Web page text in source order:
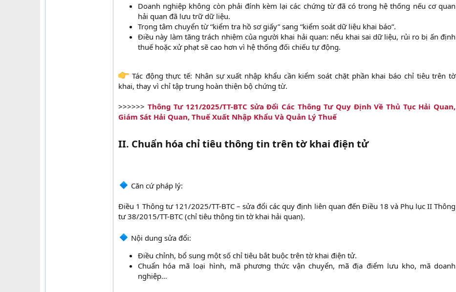
Doanh nghiệp không còn phải đính kèm lại các chứng từ đã có trong hệ thống nếu cơ quan
hải quan đã lưu trữ dữ liệu.​
Trọng tâm chuyển từ “kiểm tra hồ sơ giấy” sang “kiểm soát dữ liệu khai báo”.​
Điều này làm tăng trách nhiệm của người khai hải quan: nếu khai sai dữ liệu, rủi ro bị ấn định
thuế hoặc xử phạt sẽ cao hơn vì hệ thống đối chiếu tự động.​
Tác động thực tế: Nhân sự xuất nhập khẩu cần kiểm soát chặt phần khai báo chỉ tiêu trên tờ
khai, thay vì chỉ tập trung hoàn thiện bộ chứng từ.
>>>>>> Thông Tư 121/2025/TT-BTC Sửa Đổi Các Thông Tư Quy Định Về Thủ Tục Hải Quan,
Giám Sát Hải Quan, Thuế Xuất Nhập Khẩu Và Quản Lý Thuế
II. Chuẩn hóa chỉ tiêu thông tin trên tờ khai điện tử
Căn cứ pháp lý:
Điều 1 Thông tư 121/2025/TT-BTC – sửa đổi các quy định liên quan đến Điều 18 và Phụ lục II Thông
tư 38/2015/TT-BTC (chỉ tiêu thông tin tờ khai hải quan).
Nội dung sửa đổi:​
Điều chỉnh, bổ sung một số chỉ tiêu bắt buộc trên tờ khai điện tử.​
Chuẩn hóa mã loại hình, mã phương thức vận chuyển, mã địa điểm lưu kho, mã doanh
nghiệp…​